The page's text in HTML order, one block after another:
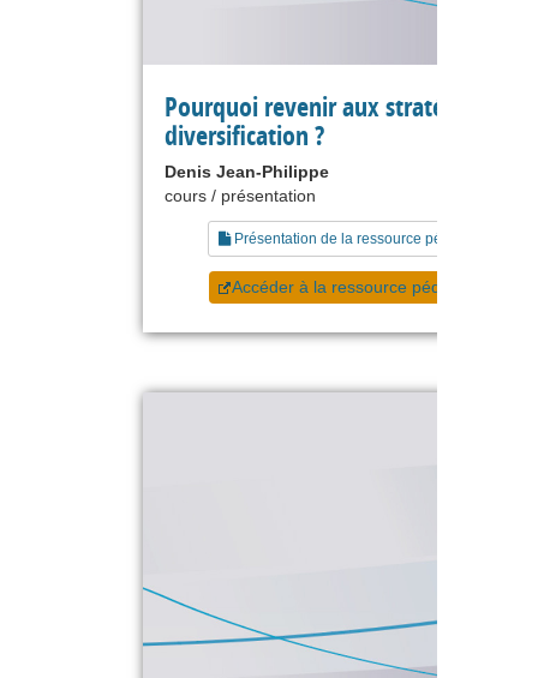
Pourquoi revenir aux stratégies de
diversification ?
Denis Jean-Philippe
cours / présentation
Présentation de la ressource pédagogique
Accéder à la ressource pédagogique